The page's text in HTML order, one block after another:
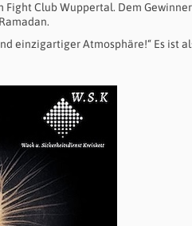
Club Wuppertal. Dem
einzigartiger Atmosphäre!“ Es ist